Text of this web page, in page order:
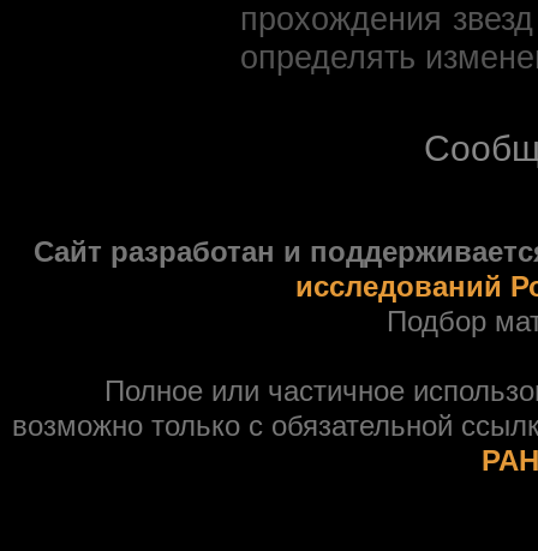
прохождения
определять
Сайт разработан и
исследований
Подбор
Полное или частичное
возможно только с обязательной